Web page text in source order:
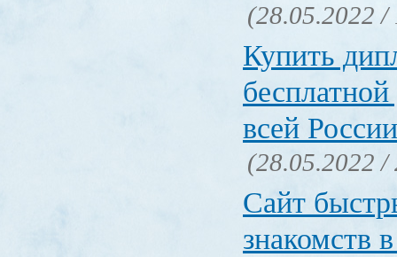
(28.05.2022 /
Купить
всей России
(28.05.2022 /
Сайт
знакомств